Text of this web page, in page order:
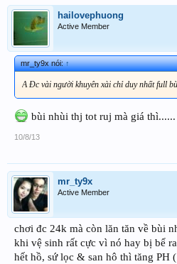
hailovephuong
Active Member
mr_ty9x nói:↑
A Đc vài người khuyên xài chỉ duy nhất full
bùi nhùi thj tot ruj mà giá thì......
10/8/13
mr_ty9x
Active Member
chơi đc 24k mà còn lăn tăn về bùi
khi vệ sinh rất cực vì nó hay bị bể
hết hồ, sứ lọc & san hô thì tăng PH